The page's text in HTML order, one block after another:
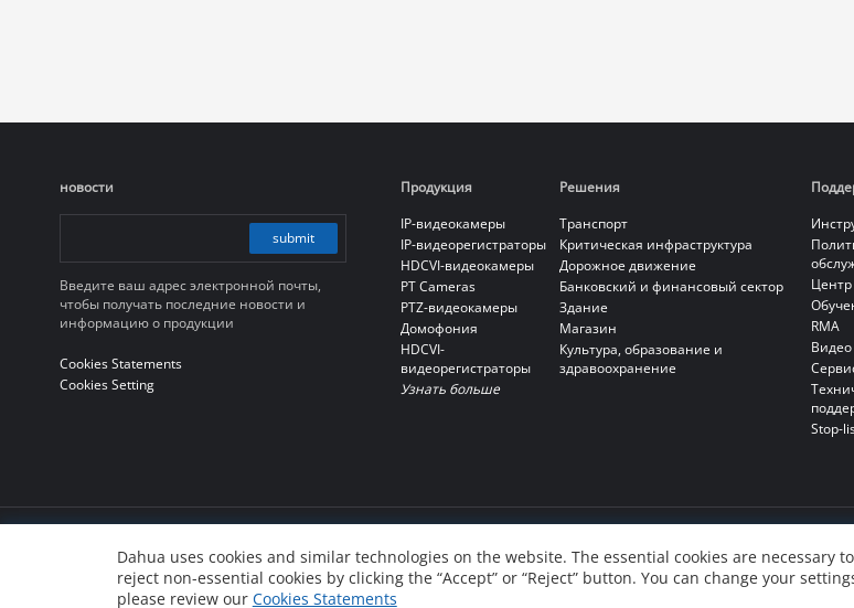
Dahua uses cookies and similar technologies on the website. The essential cookies are necessary
reject non-essential cookies by clicking the “Accept” or “Reject” button. You can change your
please review our Cookies Statements
новости
submit
Введите ваш адрес электронной почты,
чтобы получать последние новости и
информацию о продукции
Cookies Statements
Cookies Setting
Продукция
IP-видеокамеры
IP-видеорегистраторы
HDCVI-видеокамеры
PT Cameras
PTZ-видеокамеры
Домофония
HDCVI-
видеорегистраторы
Узнать больше
Решения
Транспорт
Критическая инфраструктура
Дорожное движение
Банковский и финансовый сектор
Здание
Магазин
Культура, образование и
здравоохранение
Центр
RMA
Видео
Stop-
© 2010-2026 Dahua Technology Co., Ltd
浙ICP备07004180号-3
浙公网安备 33010802004137号